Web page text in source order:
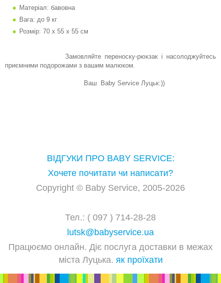
Матеріал: бавовна
Вага: до 9 кг
Розмір: 70 х 55 х 55 см
Замовляйте переноску-рюкзак і насолоджуйтесь
приємними подорожами з вашим малюком.
Ваш Baby Service Луцьк:))
ВІДГУКИ ПРО BABY SERVICE:
Хочете почитати чи написати?
Copyright © Baby Service, 2005-2026
Тел.: ( 097 ) 714-28-28
lutsk@babyservice.ua
Працюємо онлайн. Діє послуга доставки в межах
міста Луцька. як проїхати